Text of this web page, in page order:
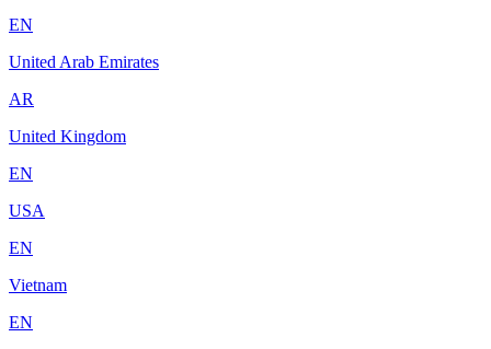
EN
United Arab Emirates
AR
United Kingdom
EN
USA
EN
Vietnam
EN